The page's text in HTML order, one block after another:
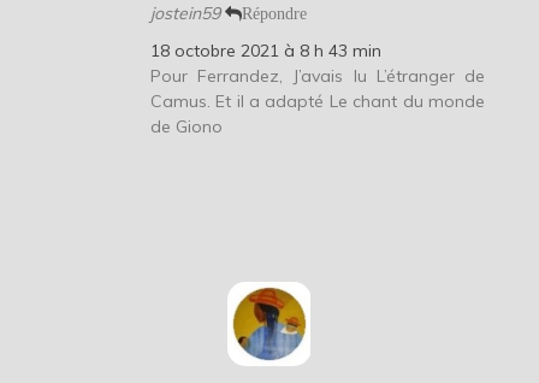
jostein59 Répondre
18 octobre 2021 à 8 h 43 min
Pour Ferrandez, J’avais lu L’étranger de
Camus. Et il a adapté Le chant du monde
de Giono